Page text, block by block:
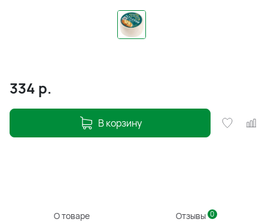
334 р.
В корзину
О товаре Отзывы 0